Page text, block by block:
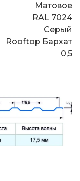
Матовое
RAL 7024
Серый
Rooftop Бархат
0,5